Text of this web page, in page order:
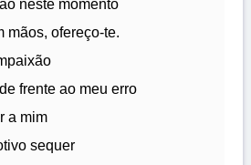
neste momento
mãos, ofereço-te.
frente ao meu erro
a mim
sequer